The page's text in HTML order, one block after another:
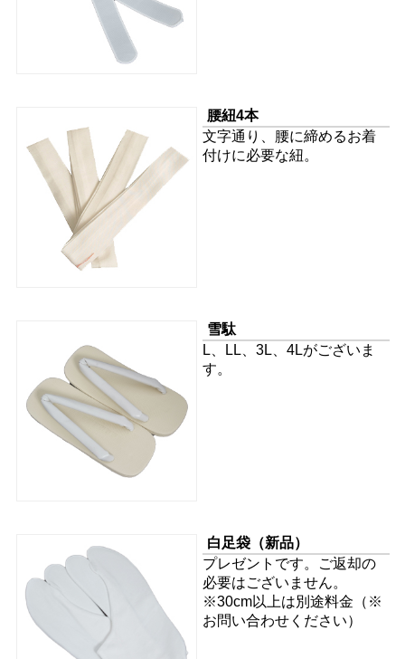
腰紐4本
文字通り、腰に締めるお着
付けに必要な紐。
雪駄
L、LL、3L、4Lがございま
す。
白足袋 （新品）
プレゼントです。ご返却の
必要はございません。
※30cm以上は別途料金（※
お問い合わせください）